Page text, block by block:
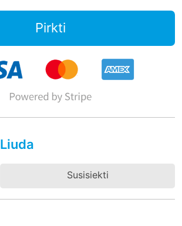
Pirkti
Liuda
Susisiekti